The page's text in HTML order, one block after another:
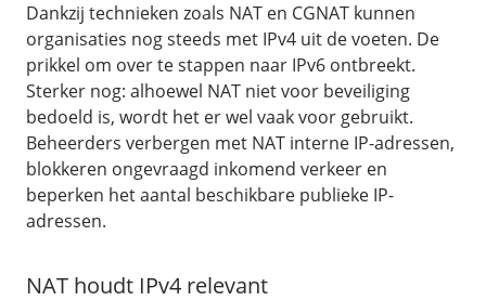
Dankzij technieken zoals NAT en CGNAT kunnen
organisaties nog steeds met IPv4 uit de voeten. De
prikkel om over te stappen naar IPv6 ontbreekt.
Sterker nog: alhoewel NAT niet voor beveiliging
bedoeld is, wordt het er wel vaak voor gebruikt.
Beheerders verbergen met NAT interne IP-adressen,
blokkeren ongevraagd inkomend verkeer en
beperken het aantal beschikbare publieke IP-
adressen.
NAT houdt IPv4 relevant